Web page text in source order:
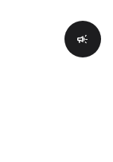
campaign